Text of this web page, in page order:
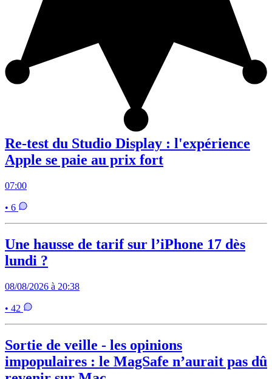
Re-test du Studio Display : l'expérience
Apple se paie au prix fort
07:00
• 6
Une hausse de tarif sur l’iPhone 17 dès
lundi ?
08/08/2026 à 20:38
• 42
Sortie de veille - les opinions
impopulaires : le MagSafe n’aurait pas dû